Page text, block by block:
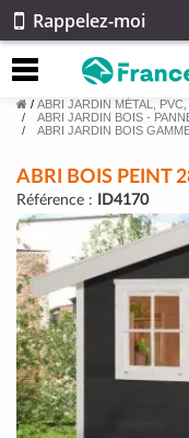
Rappelez-moi
/ ABRI JARDIN MÉTAL,
ABRI JARDIN BOIS -
ABRI JARDIN BOIS
ABRI BOIS PEINT
Référence : ID4170